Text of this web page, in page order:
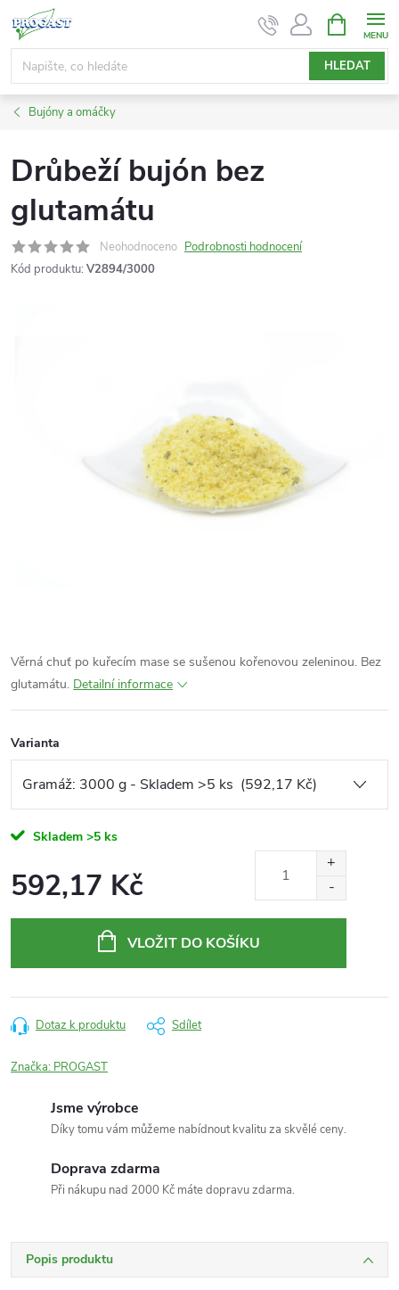
obsah
HLEDAT
NÁKUPNÍ
KOŠÍK
Bujóny a omáčky
Drůbeží bujón bez
glutamátu
Neohodnoceno Podrobnosti hodnocení
Kód produktu: V2894/3000
Věrná chuť po kuřecím mase se sušenou kořenovou zeleninou. Bez
glutamátu. Detailní informace
Varianta
Skladem >5 ks
592,17 Kč
VLOŽIT DO KOŠÍKU
Dotaz k produktu Sdílet
Značka: PROGAST
Jsme výrobce
Díky tomu vám můžeme nabídnout kvalitu za skvělé ceny.
Doprava zdarma
Při nákupu nad 2000 Kč máte dopravu zdarma.
Popis produktu